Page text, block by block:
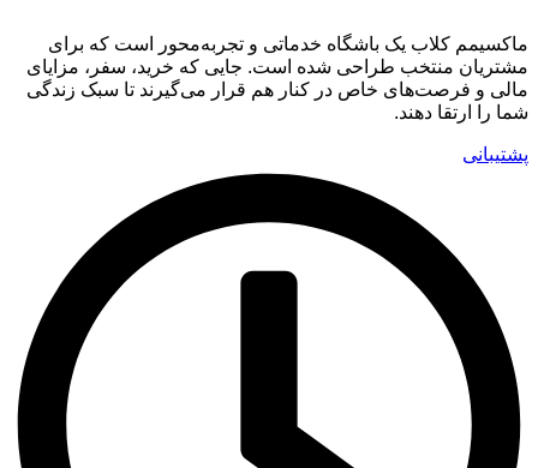
ماکسیمم کلاب یک باشگاه خدماتی و تجربه‌محور است که برای
مشتریان منتخب طراحی شده است. جایی که خرید، سفر، مزایای
مالی و فرصت‌های خاص در کنار هم قرار می‌گیرند تا سبک زندگی
شما را ارتقا دهند.
پشتیبانی